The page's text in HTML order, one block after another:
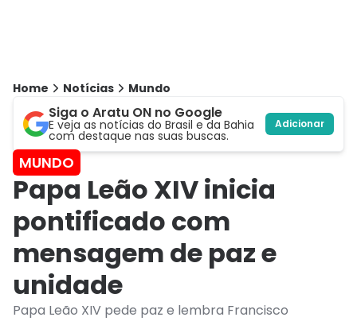
Home Notícias Mundo
Siga o Aratu ON no Google
E veja as notícias do Brasil e da Bahia
com destaque nas suas buscas.
Adicionar
MUNDO
Papa Leão XIV inicia
pontificado com
mensagem de paz e
unidade
Papa Leão XIV pede paz e lembra Francisco